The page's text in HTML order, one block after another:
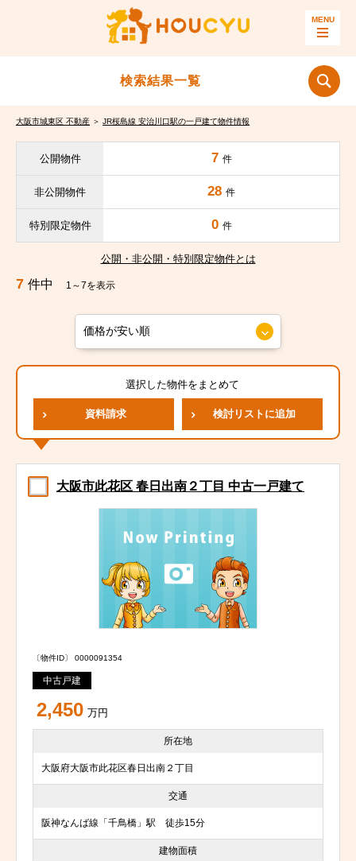
検索結果一覧
大阪市城東区 不動産 ＞ JR桜島線 安治川口駅の一戸建て物件情報
公開物件 7 件
非公開物件 28 件
特別限定物件 0 件
公開・非公開・特別限定物件とは
7 件中 1～7を表示
選択した物件をまとめて
資料請求 検討リストに追加
大阪市此花区 春日出南２丁目 中古一戸建て
〔物件ID〕 0000091354
中古戸建
2,450 万円
所在地
大阪府大阪市此花区春日出南２丁目
交通
阪神なんば線「千鳥橋」駅 徒歩15分
建物面積